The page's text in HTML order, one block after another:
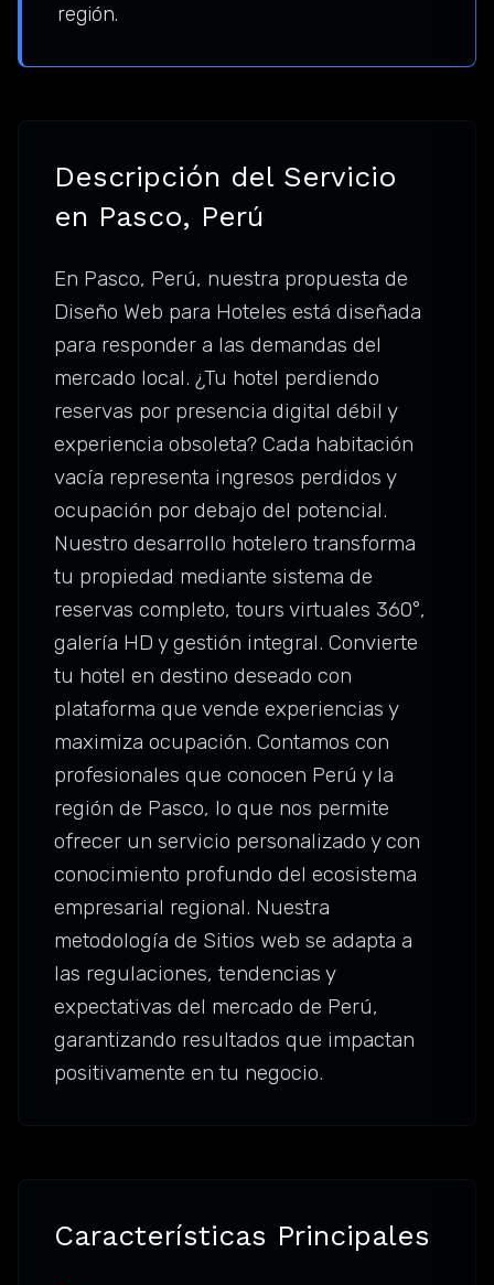
región.
Descripción del Servicio
en Pasco, Perú
En Pasco, Perú, nuestra propuesta de
Diseño Web para Hoteles está diseñada
para responder a las demandas del
mercado local. ¿Tu hotel perdiendo
reservas por presencia digital débil y
experiencia obsoleta? Cada habitación
vacía representa ingresos perdidos y
ocupación por debajo del potencial.
Nuestro desarrollo hotelero transforma
tu propiedad mediante sistema de
reservas completo, tours virtuales 360°,
galería HD y gestión integral. Convierte
tu hotel en destino deseado con
plataforma que vende experiencias y
maximiza ocupación. Contamos con
profesionales que conocen Perú y la
región de Pasco, lo que nos permite
ofrecer un servicio personalizado y con
conocimiento profundo del ecosistema
empresarial regional. Nuestra
metodología de Sitios web se adapta a
las regulaciones, tendencias y
expectativas del mercado de Perú,
garantizando resultados que impactan
positivamente en tu negocio.
Características Principales